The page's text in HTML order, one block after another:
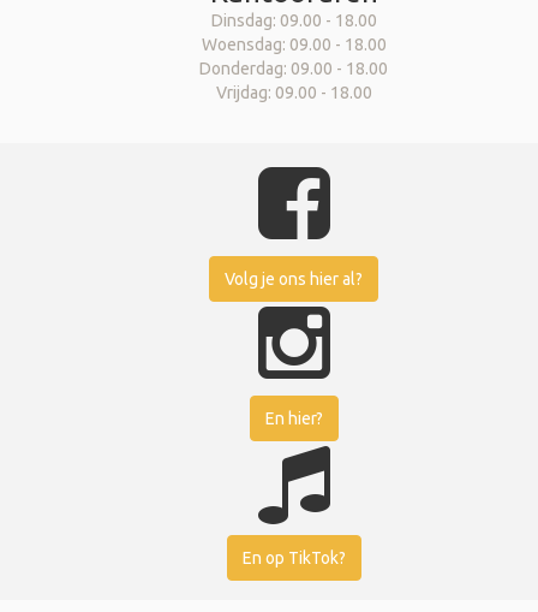
Dinsdag: 09.00 - 18.00
Woensdag: 09.00 - 18.00
Donderdag: 09.00 - 18.00
Vrijdag: 09.00 - 18.00
Volg je ons hier al?
En hier?
En op TikTok?